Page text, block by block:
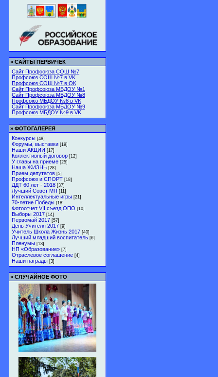
» САЙТЫ ПЕРВИЧЕК
Сайт Профсоюза СОШ №7
Профсоюз СОШ №7 в VK
Профсоюз СОШ №7 в ОК
Сайт Профсоюза МБДОУ №1
Сайт Профсоюза МБДОУ №8
Профсоюз МБДОУ №8 в VK
Сайт Профсоюза МБДОУ №9
Профсоюз МБДОУ №9 в VK
» ФОТОГАЛЕРЕЯ
Конкурсы [48]
Форумы, выставки [19]
Наши АКЦИИ [17]
Коллективный договор [12]
У главы на приеме [25]
Наша ЖИЗНЬ [28]
Прием депутатов [5]
Профсоюз и СПОРТ [18]
ДДТ 60 лет - 2018 [37]
Лучший Совет МП [11]
Интеллектуальные игры [21]
70-летие Победы [18]
Фотоотчет VII съезд ОПО [10]
Выборы 2017 [14]
Первомай 2017 [57]
День Учителя 2017 [9]
Учитель Школа Жизнь 2017 [40]
Лучший младший воспитатель [6]
Пленумы [13]
НП «Образование» [7]
Отраслевое соглашение [4]
Наши награды [3]
» СЛУЧАЙНОЕ ФОТО